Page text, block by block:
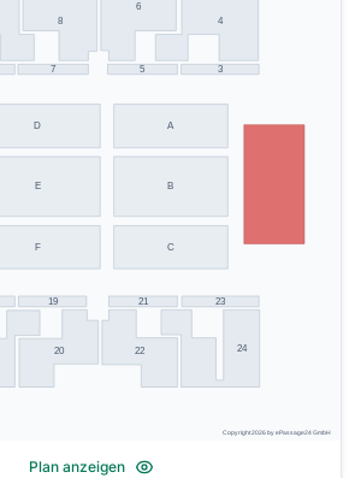
3
4
5
6
7
8
19 21 23
20 22 24
B
C
A
E
F
D
Copyright 2026 by ePassage24 GmbH
Plan anzeigen